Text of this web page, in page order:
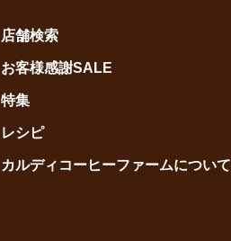
店舗検索
お客様感謝SALE
特集
レシピ
カルディコーヒーファームについて